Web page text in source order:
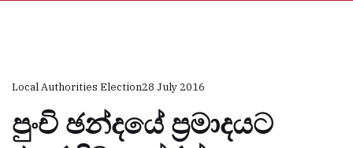
Local Authorities Election28 July 2016
පුංචි ඡන්දයේ ප්‍රමාදයට